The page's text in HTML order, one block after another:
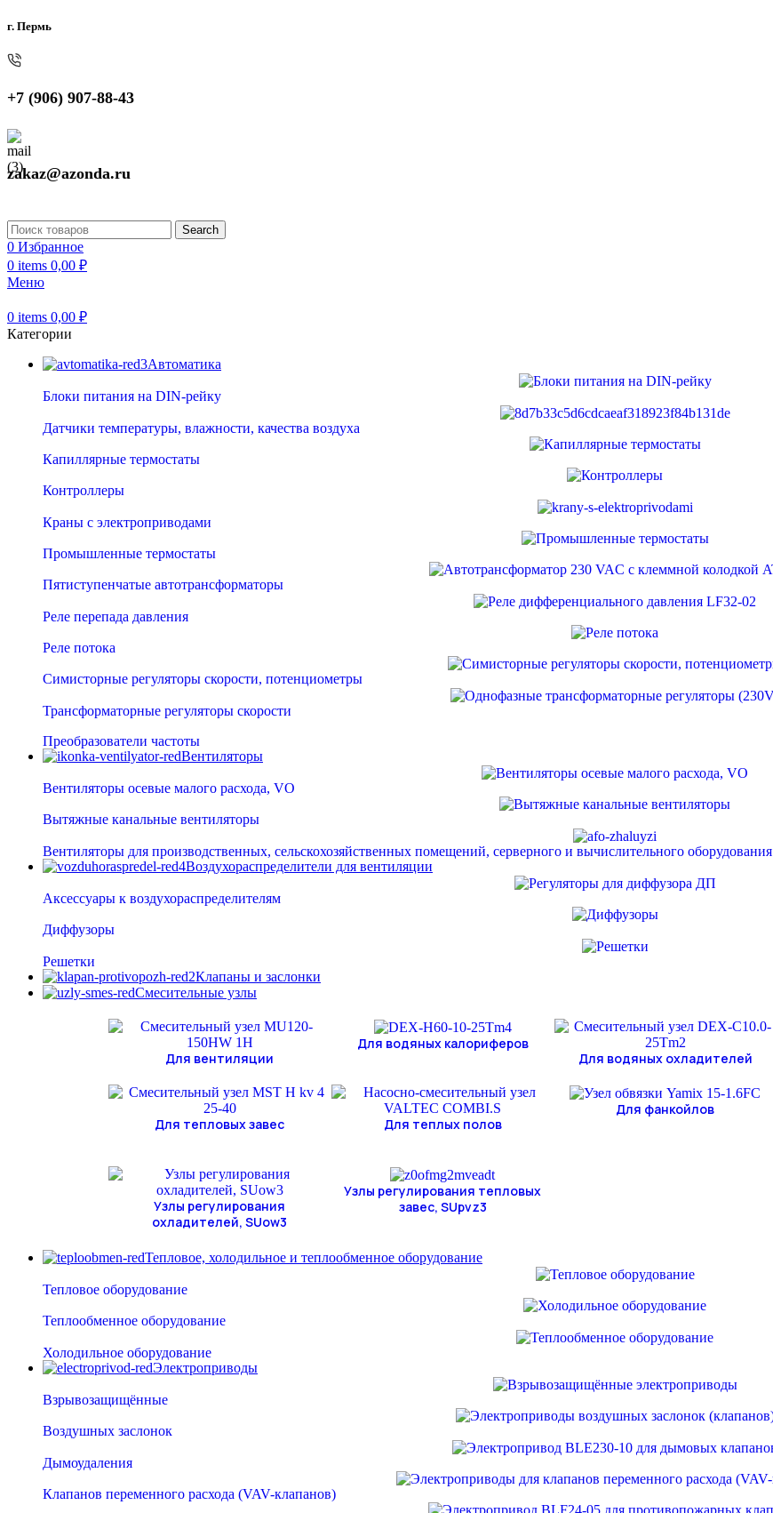
г. Пермь
+7 (906) 907-88-43
zakaz@azonda.ru
Search
0 Избранное
0 items 0,00 ₽
Меню
0 items 0,00 ₽
Категории
Автоматика
Блоки питания на DIN-рейку
Датчики температуры, влажности, качества воздуха
Капиллярные термостаты
Контроллеры
Краны с электроприводами
Промышленные термостаты
Пятиступенчатые автотрансформаторы
Реле перепада давления
Реле потока
Симисторные регуляторы скорости, потенциометры
Трансформаторные регуляторы скорости
Преобразователи частоты
Вентиляторы
Вентиляторы осевые малого расхода, VO
Вытяжные канальные вентиляторы
Вентиляторы для производственных, сельскохозяйственных помещений, серверного и вычислительного оборудования
Воздухораспределители для вентиляции
Аксессуары к воздухораспределителям
Диффузоры
Решетки
Клапаны и заслонки
Смесительные узлы
Для вентиляции
Для водяных калориферов
Для водяных охладителей
Для тепловых завес Для теплых полов
Для фанкойлов
Узлы регулирования
охладителей, SUow3
Узлы регулирования тепловых
завес, SUpvz3
Тепловое, холодильное и теплообменное оборудование
Тепловое оборудование
Теплообменное оборудование
Холодильное оборудование
Электроприводы
Взрывозащищённые
Воздушных заслонок
Дымоудаления
Клапанов переменного расхода (VAV-клапанов)